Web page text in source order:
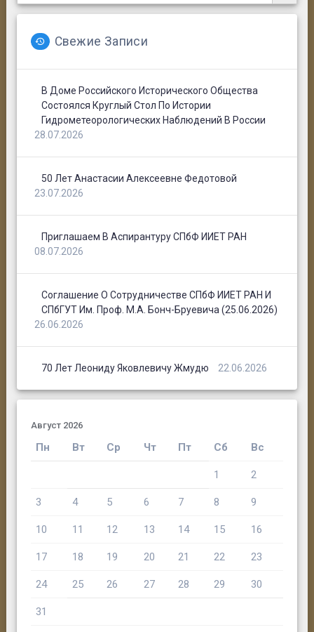
Свежие Записи
В Доме Российского Исторического Общества
Состоялся Круглый Стол По Истории
Гидрометеорологических Наблюдений В России
28.07.2026
50 Лет Анастасии Алексеевне Федотовой
23.07.2026
Приглашаем В Аспирантуру СПбФ ИИЕТ РАН
08.07.2026
Соглашение О Сотрудничестве СПбФ ИИЕТ РАН И
СПбГУТ Им. Проф. М.А. Бонч-Бруевича (25.06.2026)
26.06.2026
70 Лет Леониду Яковлевичу Жмудю 22.06.2026
Август 2026
Пн Вт Ср Чт Пт Сб Вс
1 2
3 4 5 6 7 8 9
10 11 12 13 14 15 16
17 18 19 20 21 22 23
24 25 26 27 28 29 30
31